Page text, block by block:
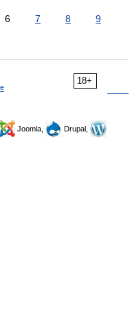
6 7 8
9
18+
Joomla,
Drupal,